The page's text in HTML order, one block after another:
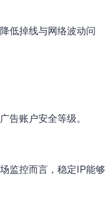
低掉线与网络波动问
告账户安全等级。
监控而言，稳定IP能够